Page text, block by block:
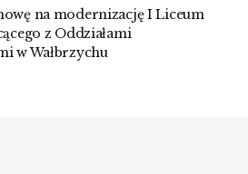
na modernizację I Liceum
z Oddziałami
w Wałbrzychu